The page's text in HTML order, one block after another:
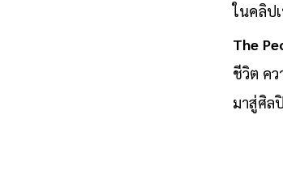
ในคลิป
The
ชีวิต ค
มาสู่ศิล